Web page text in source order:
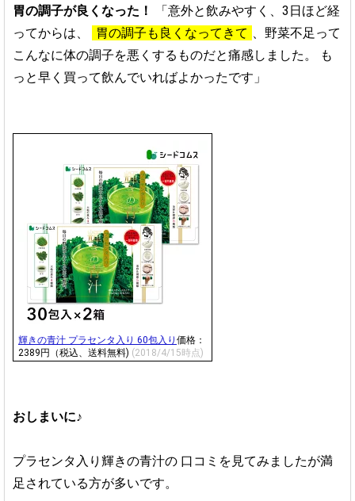
胃の調子が良くなった！
「意外と飲みやすく、3日ほど経
ってからは、
胃の調子も良くなってきて 、野菜不足って
こんなに体の調子を悪くするものだと痛感しました。
も
っと早く買って飲んでいればよかったです」
輝きの青汁 プラセンタ入り 60包入り 価格：
2389円（税込、送料無料) (2018/4/15時点)
おしまいに♪
プラセンタ入り輝きの青汁の 口コミを見てみましたが満
足されている方が多いです。